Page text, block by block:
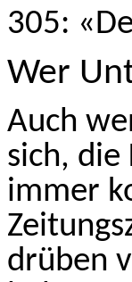
305:
Wer
Auch
sich, die
immer
drüben